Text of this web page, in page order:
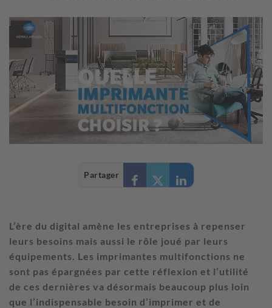
Partager
L’ère du digital amène les entreprises à repenser
leurs besoins mais aussi le rôle joué par leurs
équipements. Les imprimantes multifonctions ne
sont pas épargnées par cette réflexion et l’utilité
de ces dernières va désormais beaucoup plus loin
que l’indispensable besoin d’imprimer et de